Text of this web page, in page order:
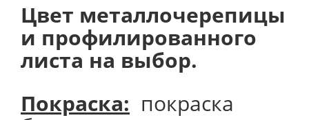
Цвет металлочерепицы
и профилированного
листа на выбор.
Покраска: покраска